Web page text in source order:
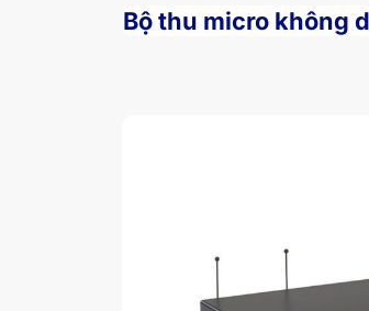
Bộ thu micro không